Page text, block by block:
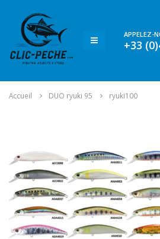
APPELEZ-
+33
Accueil DUO ryuki 95 ryuki100